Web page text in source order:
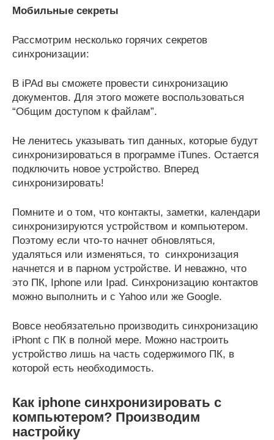
Мобильные секреты
Рассмотрим несколько горячих секретов
синхронизации:
В iPAd вы сможете провести синхронизацию
документов. Для этого можете воспользоваться
“Общим доступом к файлам”.
Не ленитесь указывать тип данных, которые будут
синхронизироваться в программе iTunes. Остается
подключить новое устройство. Вперед
синхронизировать!
Помните и о том, что контакты, заметки, календари
синхронизируются устройством и компьютером.
Поэтому если что-то начнет обновляться,
удаляться или изменяться, то синхронизация
начнется и в парном устройстве. И неважно, что
это ПК, Iphone или Ipad. Синхронизацию контактов
можно выполнить и с Yahoo или же Google.
Вовсе необязательно производить синхронизацию
iPhont c ПК в полной мере. Можно настроить
устройство лишь на часть содержимого ПК, в
которой есть необходимость.
Как iphone синхронизировать с
компьютером? Производим
настройку